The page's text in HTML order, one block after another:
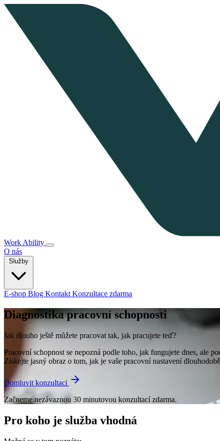
Work Ability
O nás
Služby
E-shop Blog Kontakt Konzultace zdarma
Diagnostika pracovní schopnosti
Jak dlouho ještě můžete pracovat tak, jak pracujete teď?
Pracovní schopnost se nepozná podle toho, jak fungujete dnes, ale
Získejte jasný obraz o tom, jak je vaše pracovní nastavení
Domluvit konzultaci
Začneme nezávaznou 30 minutovou konzultací zdarma.
Pro koho je služba vhodná